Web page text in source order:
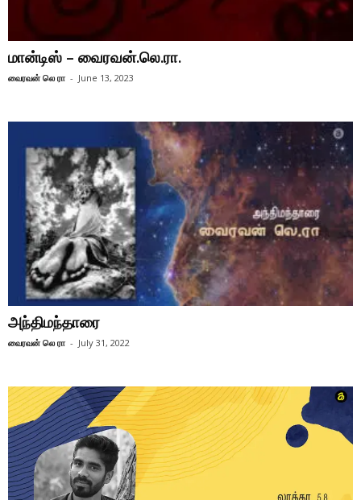
மான்டிஸ் – வைரவன்.லெ.ரா.
வைரவன் லெ ரா - June 13, 2023
அந்திமந்தாரை
வைரவன் லெ ரா - July 31, 2022